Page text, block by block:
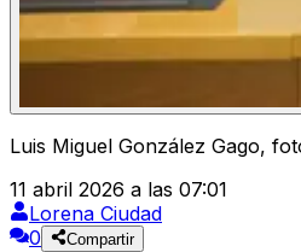
Luis Miguel González Gago,
11 abril 2026 a las 07:01
Lorena Ciudad
0
Compartir